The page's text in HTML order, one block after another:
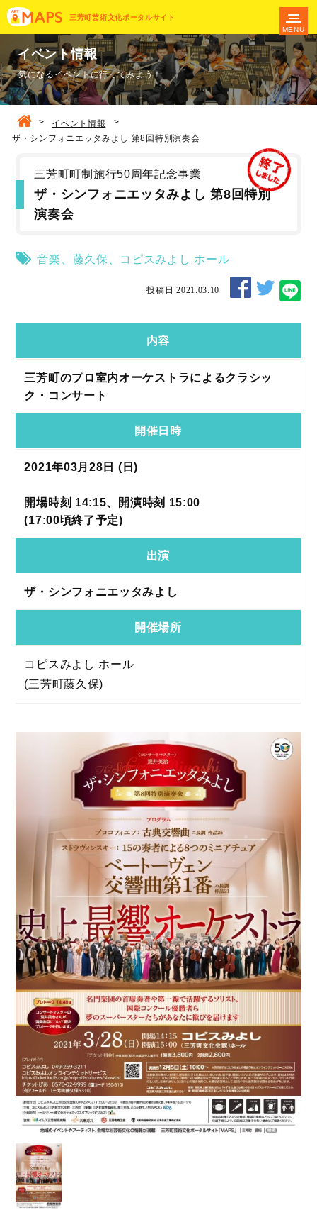
三芳町芸術文化ポータルサイト
MENU
イベント情報
気になるイベントに行ってみよう！
> イベント情報
>
ザ・シンフォニエッタみよし 第8回特別演奏会
三芳町町制施行50周年記念事業
ザ・シンフォニエッタみよし 第8回特別
演奏会
音楽 藤久保 コピスみよし ホール
投稿日 2021.03.10
内容
三芳町のプロ室内オーケストラによるクラシッ
ク・コンサート
開催日時
2021年03月28日 (日)
開場時刻 14:15、開演時刻 15:00
(17:00頃終了予定)
出演
ザ・シンフォニエッタみよし
開催場所
コピスみよし ホール
(三芳町藤久保)